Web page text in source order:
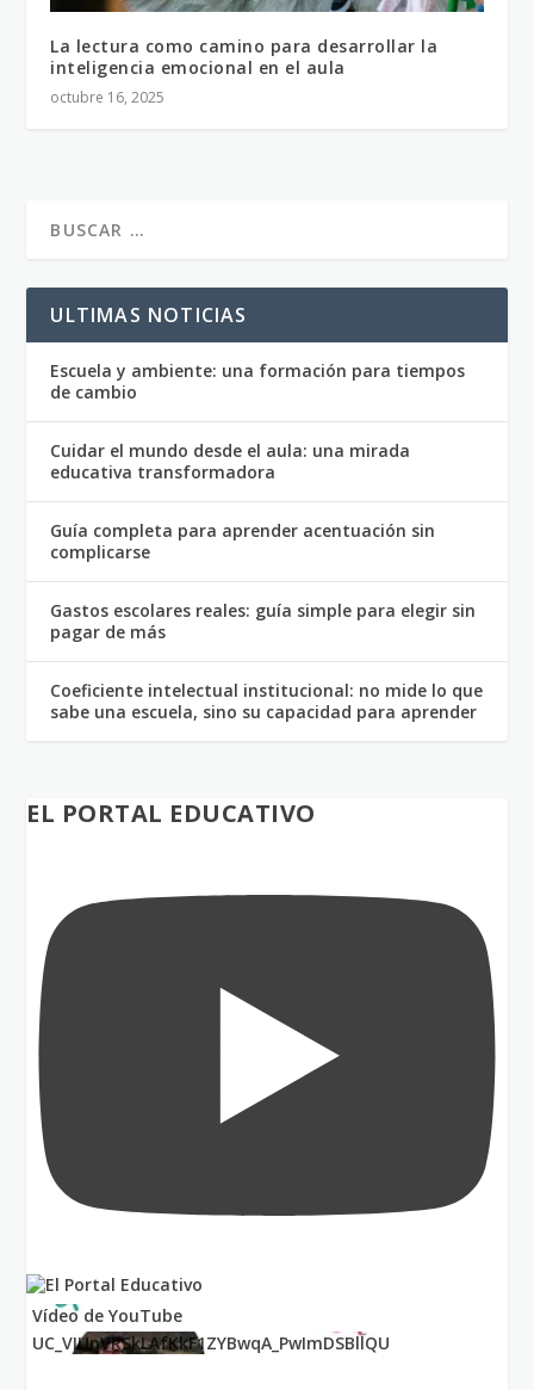
La lectura como camino para desarrollar la
inteligencia emocional en el aula
octubre 16, 2025
ULTIMAS NOTICIAS
Escuela y ambiente: una formación para tiempos
de cambio
Cuidar el mundo desde el aula: una mirada
educativa transformadora
Guía completa para aprender acentuación sin
complicarse
Gastos escolares reales: guía simple para elegir sin
pagar de más
Coeficiente intelectual institucional: no mide lo que
sabe una escuela, sino su capacidad para aprender
EL PORTAL EDUCATIVO
Vídeo de YouTube
UC_VIUnVRSkLAfKkF1ZYBwqA_PwImDSBllQU